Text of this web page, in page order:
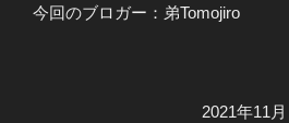
今回のブロガー：弟Tomojiro
2021年11月